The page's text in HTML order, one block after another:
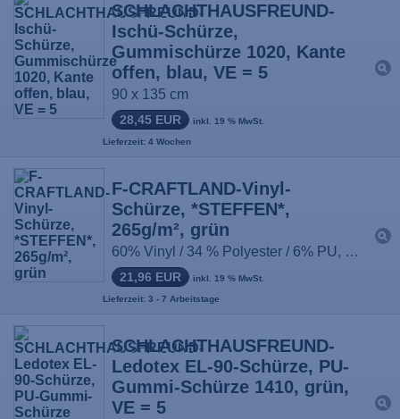
SCHLACHTHAUSFREUND-
Ischü-Schürze,
Gummischürze 1020, Kante
offen, blau, VE = 5
90 x 135 cm
28,45 EUR inkl. 19 % MwSt.
Lieferzeit: 4 Wochen
F-CRAFTLAND-Vinyl-
Schürze, *STEFFEN*,
265g/m², grün
60% Vinyl / 34 % Polyester / 6% PU, Größe: 90 x 115 cm
21,96 EUR inkl. 19 % MwSt.
Lieferzeit: 3 - 7 Arbeitstage
SCHLACHTHAUSFREUND-
Ledotex EL-90-Schürze, PU-
Gummi-Schürze 1410, grün,
VE = 5